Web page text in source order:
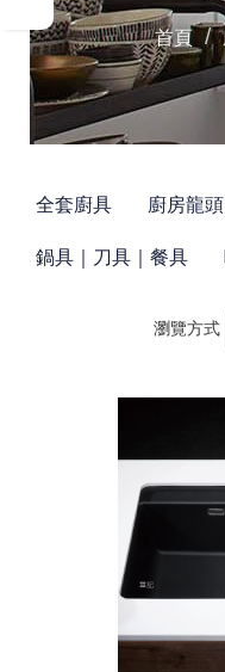
首頁
全套廚具 廚房龍頭
鍋具｜刀具｜餐具
瀏覽方式